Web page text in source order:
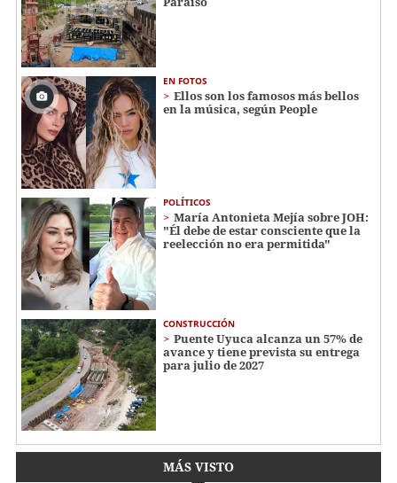
EN FOTOS
Ellos son los famosos más bellos
en la música, según People
POLÍTICOS
María Antonieta Mejía sobre JOH:
"Él debe de estar consciente que la
reelección no era permitida"
CONSTRUCCIÓN
Puente Uyuca alcanza un 57% de
avance y tiene prevista su entrega
para julio de 2027
MÁS VISTO